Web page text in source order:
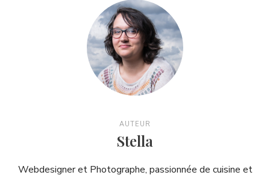
AUTEUR
Stella
Webdesigner et Photographe, passionnée de cuisine et